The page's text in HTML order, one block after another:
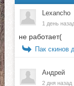
Lexancho
1 день
не работает(
Пак скинов
Андрей
2 дня назад